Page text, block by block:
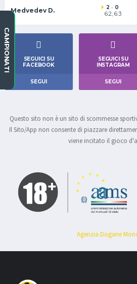
Medvedev D. 2 - 0
6:2, 6:3
SEGUICI SU
FACEBOOK
SEGUI
SEGUICI SU
INSTAGRAM
SEGUI
Questo sito non è un sito di scommesse
Il Sito/App non consente di piazzare
viene incitato il gioco
Agenzia Dogane
CAMPIONATI